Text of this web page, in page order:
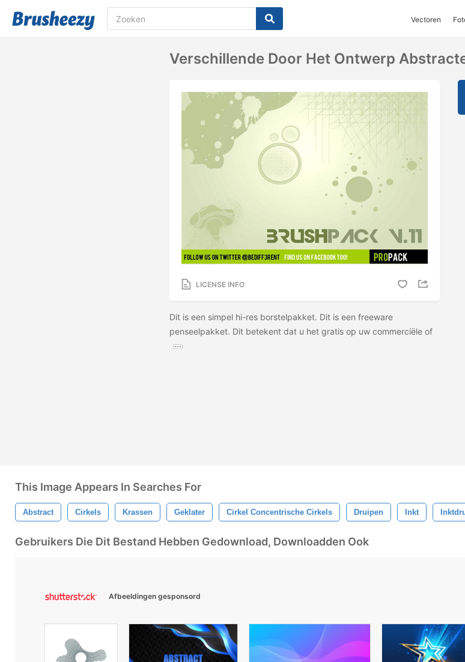
Vectoren
Verschillende Door Het Ontwerp
LICENSE INFO
Dit is een simpel hi-res borstelpakket. Dit is een freeware
penseelpakket. Dit betekent dat u het gratis op uw commerciële of
This Image Appears In Searches For
Abstract Cirkels Krassen Geklater Cirkel Concentrische Cirkels Druipen Inkt
Gebruikers Die Dit Bestand Hebben Gedownload, Downloadden Ook
Afbeeldingen gesponsord